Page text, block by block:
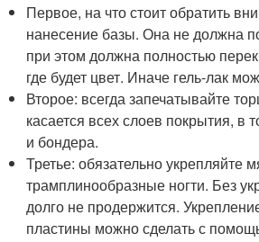
Первое, на что стоит обратить
нанесение базы. Она не должна
при этом должна полностью
где будет цвет. Иначе гель-лак
Второе: всегда запечатывайте
касается всех слоев покрытия, в
и бондера.
Третье: обязательно укрепляйте
трамплинообразные ногти. Без
долго не продержится.
пластины можно сделать с